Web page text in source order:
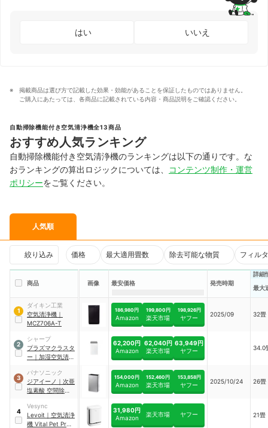
はい いいえ
掲載商品は選び方で記載した効果・効能があることを保証したものではありません。
ご購入にあたっては、各商品に記載されている内容・商品説明をご確認ください。
自動掃除機能付き空気清浄機全13商品
おすすめ人気ランキング
自動掃除機能付き空気清浄機のランキングは以下の通りです。な
おランキングの算出ロジックについては、
コンテンツ制作・運営
ポリシーをご覧ください。
人気順
絞り込み 価格 最大適用畳数 除去可能な物質 フィル
商品 画像 最安価格 発売時期
詳細
最大
1
ダイキン工業
空気清浄機 ｜
MCZ706A-T
186,980円
Amazon
199,800円
楽天市場
198,926円
ヤフー 2025/09 32畳
2
シャープ
プラズマクラスタ
ー ｜ 加湿空気清浄
62,200円
Amazon
62,040円
楽天市場
63,949円
ヤフー
34.0
3
パナソニック
ジアイーノ ｜ 次亜
塩素酸 空間除菌脱
MV6000C
154,000円
Amazon
152,460円
楽天市場
153,858円
ヤフー 2025/10/24 26畳
4
Vesync
Levoit ｜ 空気清浄
機 Vital Pet Pro
31,980円
Amazon
楽天市場 ヤフー 21畳